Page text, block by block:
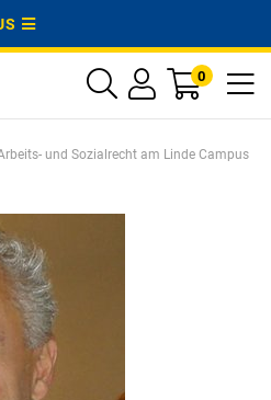
0
und Sozialrecht am Linde Campus